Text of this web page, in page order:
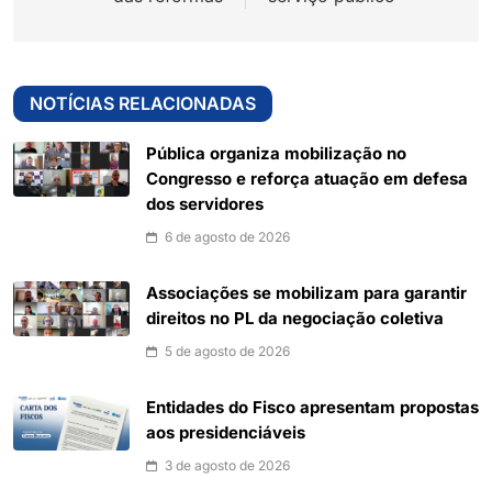
NOTÍCIAS RELACIONADAS
Pública organiza mobilização no
Congresso e reforça atuação em defesa
dos servidores
6 de agosto de 2026
Associações se mobilizam para garantir
direitos no PL da negociação coletiva
5 de agosto de 2026
Entidades do Fisco apresentam propostas
aos presidenciáveis
3 de agosto de 2026